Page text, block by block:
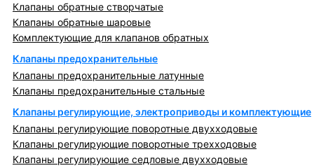
Клапаны обратные створчатые
Клапаны обратные шаровые
Комплектующие для клапанов обратных
Клапаны предохранительные
Клапаны предохранительные латунные
Клапаны предохранительные стальные
Клапаны регулирующие, электроприводы и комплектующие
Клапаны регулирующие поворотные двухходовые
Клапаны регулирующие поворотные трехходовые
Клапаны регулирующие седловые двухходовые